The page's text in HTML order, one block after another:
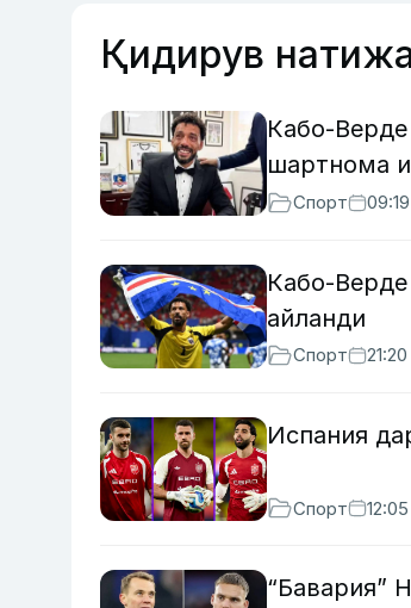
Қидирув
Кабо-
шартнома
Спорт
Кабо-
айланди
Спорт
Испания
Спорт
“Бавария”